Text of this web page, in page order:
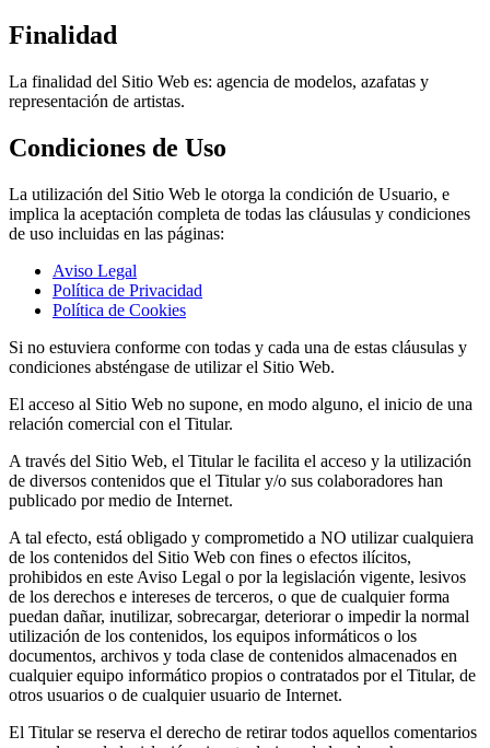
Finalidad
La finalidad del Sitio Web es: agencia de modelos, azafatas y
representación de artistas.
Condiciones de Uso
La utilización del Sitio Web le otorga la condición de Usuario, e
implica la aceptación completa de todas las cláusulas y condiciones
de uso incluidas en las páginas:
Aviso Legal
Política de Privacidad
Política de Cookies
Si no estuviera conforme con todas y cada una de estas cláusulas y
condiciones absténgase de utilizar el Sitio Web.
El acceso al Sitio Web no supone, en modo alguno, el inicio de una
relación comercial con el Titular.
A través del Sitio Web, el Titular le facilita el acceso y la utilización
de diversos contenidos que el Titular y/o sus colaboradores han
publicado por medio de Internet.
A tal efecto, está obligado y comprometido a NO utilizar cualquiera
de los contenidos del Sitio Web con fines o efectos ilícitos,
prohibidos en este Aviso Legal o por la legislación vigente, lesivos
de los derechos e intereses de terceros, o que de cualquier forma
puedan dañar, inutilizar, sobrecargar, deteriorar o impedir la normal
utilización de los contenidos, los equipos informáticos o los
documentos, archivos y toda clase de contenidos almacenados en
cualquier equipo informático propios o contratados por el Titular, de
otros usuarios o de cualquier usuario de Internet.
El Titular se reserva el derecho de retirar todos aquellos comentarios